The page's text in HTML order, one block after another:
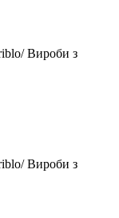
Вироби з
Вироби з